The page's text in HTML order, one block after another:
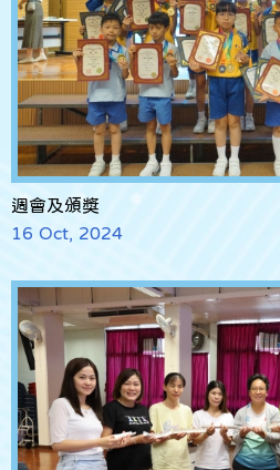
週會及頒獎
16 Oct, 2024